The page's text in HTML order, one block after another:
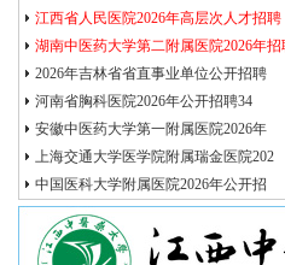
江西省人民医院2026年高层次人才招聘
湖南中医药大学第二附属医院2026年招
2026年吉林省省直事业单位公开招聘
河南省胸科医院2026年公开招聘34
安徽中医药大学第一附属医院2026年
上海交通大学医学院附属瑞金医院202
中国医科大学附属医院2026年公开招